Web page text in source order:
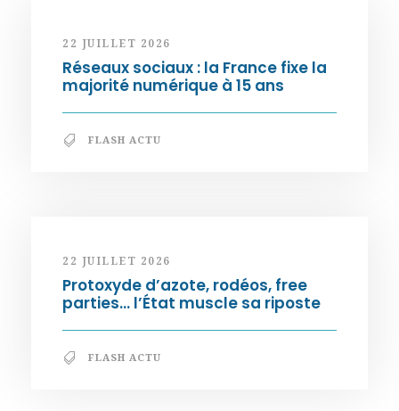
22 JUILLET 2026
Réseaux sociaux : la France fixe la
majorité numérique à 15 ans
FLASH ACTU
22 JUILLET 2026
Protoxyde d’azote, rodéos, free
parties… l’État muscle sa riposte
FLASH ACTU